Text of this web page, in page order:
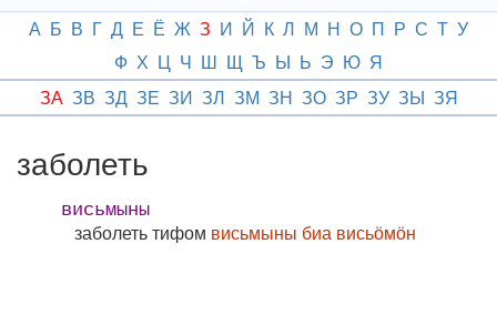
А Б В Г Д Е Ё Ж З И Й К Л М Н О П Р С Т У
Ф Х Ц Ч Ш Щ Ъ Ы Ь Э Ю Я
ЗА ЗВ ЗД ЗЕ ЗИ ЗЛ ЗМ ЗН ЗО ЗР ЗУ ЗЫ ЗЯ
заболеть
висьмыны
заболеть тифом висьмыны биа висьӧмӧн